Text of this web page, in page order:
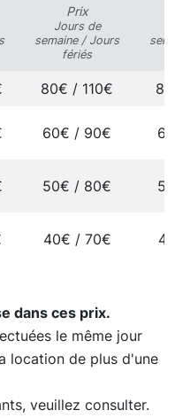
Prix
Jours de
semaine / Jours
fériés
80€ / 110€
60€ / 90€
50€ / 80€
40€ / 70€
dans ces prix.
le même jour
location de plus d'une
veuillez consulter.